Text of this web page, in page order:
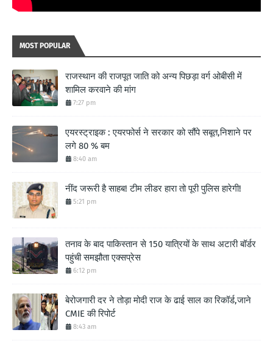
MOST POPULAR
राजस्थान की राजपूत जाति को अन्य पिछड़ा वर्ग ओबीसी में
शामिल करवाने की मांग
7:27 pm
एयरस्ट्राइक : एयरफोर्स ने सरकार को सौंपे सबूत,निशाने पर
लगे 80 % बम
8:40 am
नींद जरूरी है साहब! टीम लीडर हारा तो पूरी पुलिस हारेगी!
5:21 pm
तनाव के बाद पाकिस्तान से 150 यात्रियों के साथ अटारी बॉर्डर
पहुंची समझौता एक्सप्रेस
6:12 pm
बेरोजगारी दर ने तोड़ा मोदी राज के ढाई साल का रिकॉर्ड,जाने
CMIE की रिपोर्ट
8:43 am